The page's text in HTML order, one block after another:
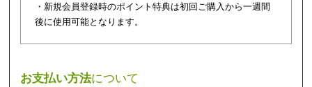
・新規会員登録時のポイント特典は初回ご購入から一週間
後に使用可能となります。
お支払い方法について